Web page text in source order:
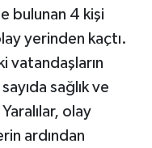
bulunan 4 kişi
yerinden kaçtı.
vatandaşların
sağlık ve
olay
ardından